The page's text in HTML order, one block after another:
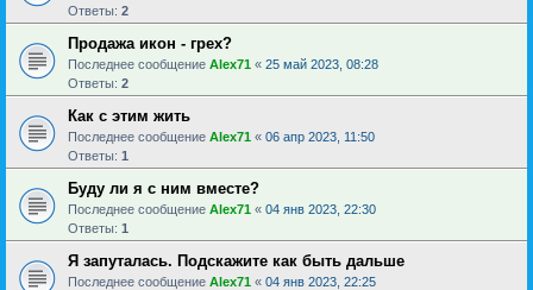
Ответы: 2
Продажа икон - грех?
Последнее сообщение Alex71 « 25 май 2023, 08:28
Ответы: 2
Как с этим жить
Последнее сообщение Alex71 « 06 апр 2023, 11:50
Ответы: 1
Буду ли я с ним вместе?
Последнее сообщение Alex71 « 04 янв 2023, 22:30
Ответы: 1
Я запуталась. Подскажите как быть дальше
Последнее сообщение Alex71 « 04 янв 2023, 22:25